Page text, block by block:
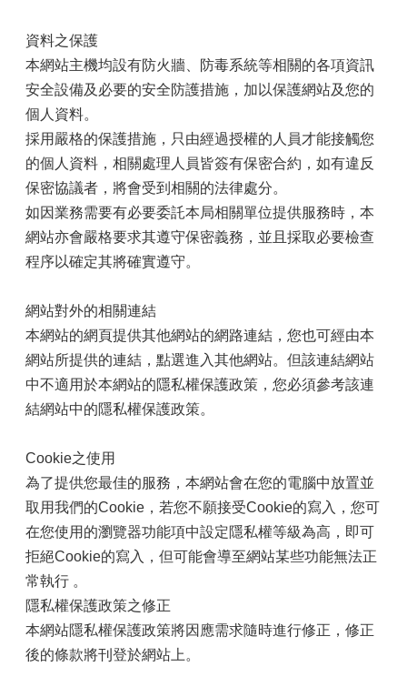
資料之保護
本網站主機均設有防火牆、防毒系統等相關的各項資訊
安全設備及必要的安全防護措施，加以保護網站及您的
個人資料。
採用嚴格的保護措施，只由經過授權的人員才能接觸您
的個人資料，相關處理人員皆簽有保密合約，如有違反
保密協議者，將會受到相關的法律處分。
如因業務需要有必要委託本局相關單位提供服務時，本
網站亦會嚴格要求其遵守保密義務，並且採取必要檢查
程序以確定其將確實遵守。
網站對外的相關連結
本網站的網頁提供其他網站的網路連結，您也可經由本
網站所提供的連結，點選進入其他網站。但該連結網站
中不適用於本網站的隱私權保護政策，您必須參考該連
結網站中的隱私權保護政策。
Cookie之使用
為了提供您最佳的服務，本網站會在您的電腦中放置並
取用我們的Cookie，若您不願接受Cookie的寫入，您可
在您使用的瀏覽器功能項中設定隱私權等級為高，即可
拒絕Cookie的寫入，但可能會導至網站某些功能無法正
常執行 。
隱私權保護政策之修正
本網站隱私權保護政策將因應需求隨時進行修正，修正
後的條款將刊登於網站上。